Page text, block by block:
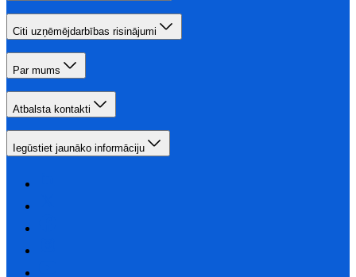
Citi uzņēmējdarbības risinājumi
Par mums
Atbalsta kontakti
Iegūstiet jaunāko informāciju